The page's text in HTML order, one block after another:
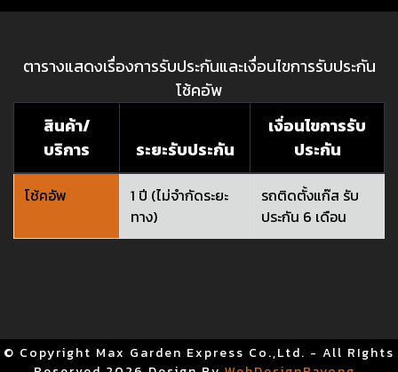
ตารางแสดงเรื่องการรับประกันและเงื่อนไขการรับประกัน
โช้คอัพ
สินค้า/
บริการ
ระยะรับประกัน
เงื่อนไขการรับ
ประกัน
โช้คอัพ
1 ปี (ไม่จำกัดระยะ
ทาง)
รถติดตั้งแก๊ส รับ
ประกัน 6 เดือน
© Copyright Max Garden Express Co.,Ltd. - All RIghts